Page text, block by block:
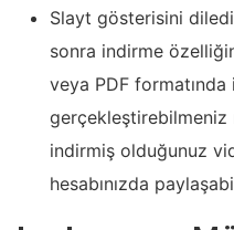
Slayt gösterisini
sonra indirme
veya PDF
gerçekleştirebilmeniz
indirmiş olduğunuz
hesabınızda